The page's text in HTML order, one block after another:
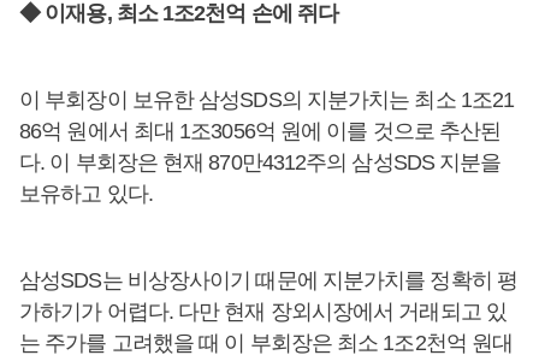
◆ 이재용, 최소 1조2천억 손에 쥐다
이 부회장이 보유한 삼성SDS의 지분가치는 최소 1조21
86억 원에서 최대 1조3056억 원에 이를 것으로 추산된
다. 이 부회장은 현재 870만4312주의 삼성SDS 지분을
보유하고 있다.
삼성SDS는 비상장사이기 때문에 지분가치를 정확히 평
가하기가 어렵다. 다만 현재 장외시장에서 거래되고 있
는 주가를 고려했을 때 이 부회장은 최소 1조2천억 원대